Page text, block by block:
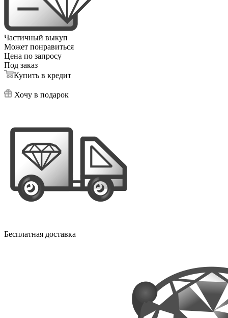
Частичный выкуп
Может понравиться
Цена по запросу
Под заказ
Купить в кредит
Хочу в подарок
Бесплатная доставка